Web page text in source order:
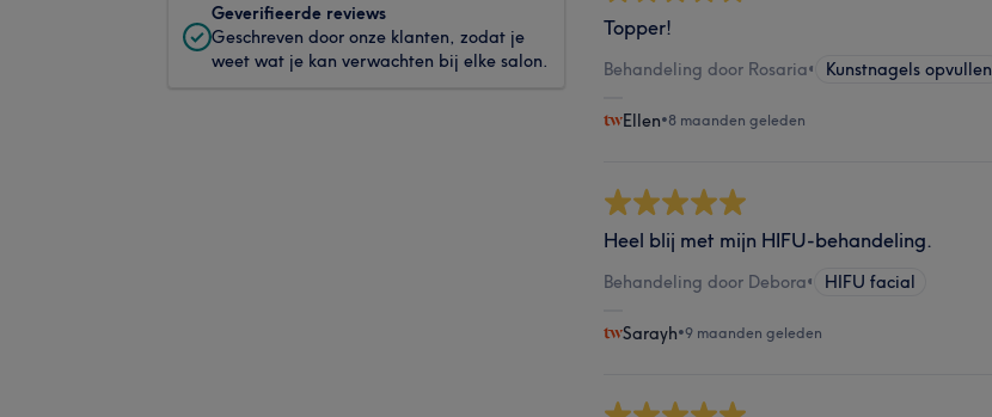
Geverifieerde reviews
Geschreven door onze klanten, zodat je
weet wat je kan verwachten bij elke salon.
Topper!
Behandeling door Rosaria• Kunstnagels opvullen
Ellen•8 maanden geleden
Heel blij met mijn HIFU-behandeling.
Behandeling door Debora• HIFU facial
Sarayh•9 maanden geleden